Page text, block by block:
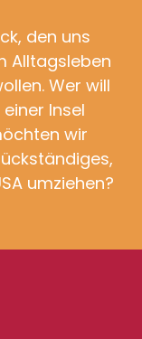
den uns
Alltagsleben
Wer will
Insel
wir
umziehen?